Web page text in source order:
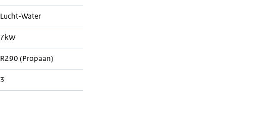
Lucht-Water
7kW
R290 (Propaan)
3